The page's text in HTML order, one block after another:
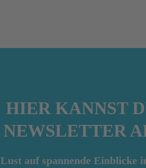
HIER KANNST
NEWSLETTER
Lust auf spannende Einblicke